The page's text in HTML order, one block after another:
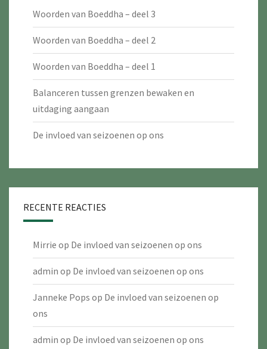
Woorden van Boeddha – deel 3
Woorden van Boeddha – deel 2
Woorden van Boeddha – deel 1
Balanceren tussen grenzen bewaken en
uitdaging aangaan
De invloed van seizoenen op ons
RECENTE REACTIES
Mirrie op De invloed van seizoenen op ons
admin op De invloed van seizoenen op ons
Janneke Pops op De invloed van seizoenen op
ons
admin op De invloed van seizoenen op ons